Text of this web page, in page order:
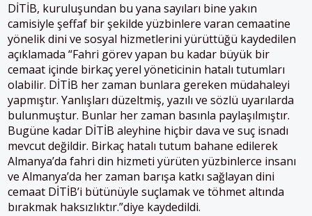
DİTİB, kuruluşundan bu yana sayıları ‎bine yakın
camisiyle şeffaf bir şekilde ‎yüzbinlere varan cemaatine
yönelik dini ‎ve sosyal hizmetlerini yürüttüğü kaydedilen
açıklamada “‎Fahri görev yapan bu kadar büyük bir
‎cemaat içinde birkaç yerel yöneticinin ‎hatalı tutumları
olabilir. DİTİB her zaman ‎bunlara gereken müdahaleyi
yapmıştır. ‎Yanlışları düzeltmiş, yazılı ve sözlü ‎uyarılarda
bulunmuştur. Bunlar her ‎zaman basınla paylaşılmıştır.
Bugüne ‎kadar DİTİB aleyhine hiçbir dava ve suç ‎isnadı
mevcut değildir. Birkaç hatalı ‎tutum bahane edilerek
Almanya’da fahri ‎din hizmeti yürüten yüzbinlerce insanı
‎ve Almanya’da her zaman barışa katkı ‎sağlayan dini
cemaat DİTİB’i bütünüyle ‎suçlamak ve töhmet altında
bırakmak ‎haksızlıktır.‎”diye kaydedildi.